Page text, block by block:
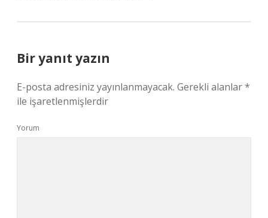
Bir yanıt yazın
E-posta adresiniz yayınlanmayacak. Gerekli alanlar*
ile işaretlenmişlerdir
Yorum